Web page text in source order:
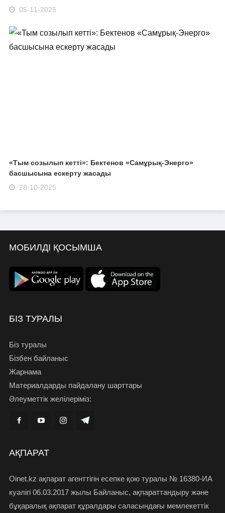
05-11-2025
«Тым созылып кетті»: Бектенов «Самұрық-Энерго»
басшысына ескерту жасады
28-10-2025
МОБИЛДІ ҚОСЫМША
БІЗ ТУРАЛЫ
Біз туралы
Бізбен байланыс
Жарнама
Материалдарды пайдалану шарттары
Әлеуметтік желілеріміз:
АҚПАРАТ
Oinet.kz ақпарат агенттігін есепке қою туралы № 16380-ИА
куәлігі 06.03.2017 жылы Байланыс, ақпараттандыру және
бұқаралық ақпарат құралдары саласындағы мемлекеттік